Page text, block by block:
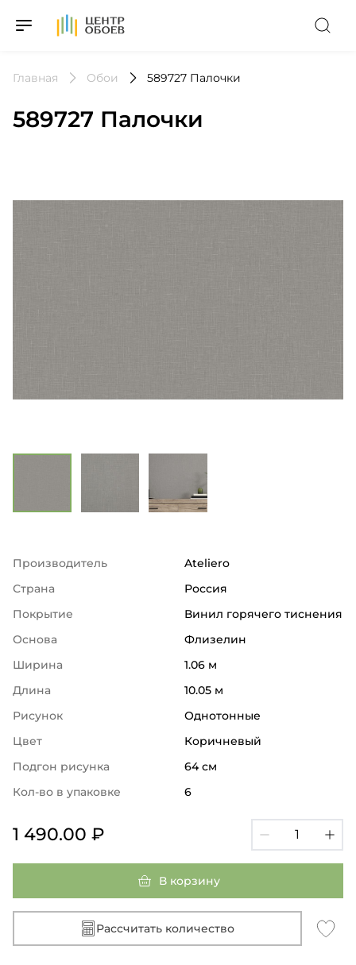
На Главную
Главная Обои 589727 Палочки
589727 Палочки
Производитель
Ateliero
Страна
Россия
Покрытие
Винил горячего тиснения
Основа
Флизелин
Ширина
1.06 м
Длина
10.05 м
Рисунок
Однотонные
Цвет
Коричневый
Подгон рисунка
64 см
Кол-во в упаковке
6
1 490.00 ₽
В корзину
Рассчитать количество